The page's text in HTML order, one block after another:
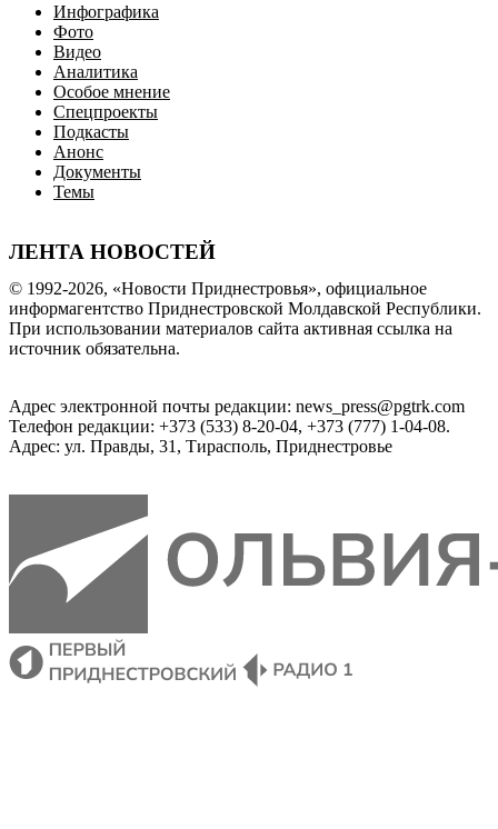
Инфографика
Фото
Видео
Аналитика
Особое мнение
Спецпроекты
Подкасты
Анонс
Документы
Темы
ЛЕНТА НОВОСТЕЙ
© 1992-2026, «Новости Приднестровья», официальное
информагентство Приднестровской Молдавской Республики.
При использовании материалов сайта активная ссылка на
источник обязательна.
Адрес электронной почты редакции: news_press@pgtrk.com
Телефон редакции: +373 (533) 8-20-04, +373 (777) 1-04-08.
Адрес: ул. Правды, 31, Тирасполь, Приднестровье